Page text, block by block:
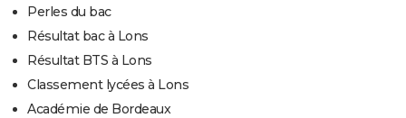
Perles du bac
Résultat bac à Lons
Résultat BTS à Lons
Classement lycées à Lons
Académie de Bordeaux